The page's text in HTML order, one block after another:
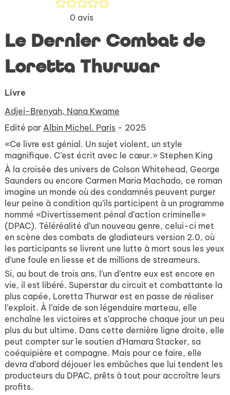
/5
0 avis
Le Dernier Combat de
Loretta Thurwar
Livre
Adjei-Brenyah, Nana Kwame
Edité par Albin Michel. Paris - 2025
«Ce livre est génial. Un sujet violent, un style
magnifique. C’est écrit avec le cœur.» Stephen King
À la croisée des univers de Colson Whitehead, George
Saunders ou encore Carmen Maria Machado, ce roman
imagine un monde où des condamnés peuvent purger
leur peine à condition qu’ils participent à un programme
nommé «Divertissement pénal d’action criminelle»
(DPAC). Téléréalité d’un nouveau genre, celui-ci met
en scène des combats de gladiateurs version 2.0, où
les participants se livrent une lutte à mort sous les yeux
d’une foule en liesse et de millions de streameurs.
Si, au bout de trois ans, l’un d’entre eux est encore en
vie, il est libéré. Superstar du circuit et combattante la
plus capée, Loretta Thurwar est en passe de réaliser
l’exploit. À l’aide de son légendaire marteau, elle
enchaîne les victoires et s’approche chaque jour un peu
plus du but ultime. Dans cette dernière ligne droite, elle
peut compter sur le soutien d’Hamara Stacker, sa
coéquipière et compagne. Mais pour ce faire, elle
devra d’abord déjouer les embûches que lui tendent les
producteurs du DPAC, prêts à tout pour accroître leurs
profits.